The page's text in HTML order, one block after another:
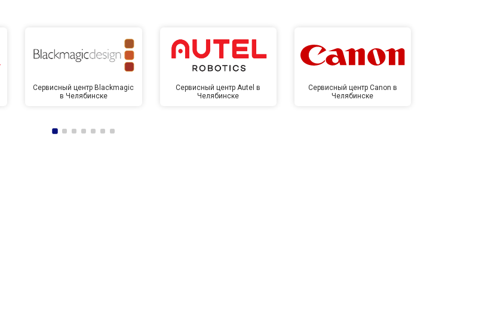
Сервисный центр Blackmagic
в Челябинске
Сервисный центр Autel в
Челябинске
Сервисный центр Canon в
Челябинске